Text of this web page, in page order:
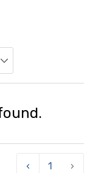
‹ 1 ›